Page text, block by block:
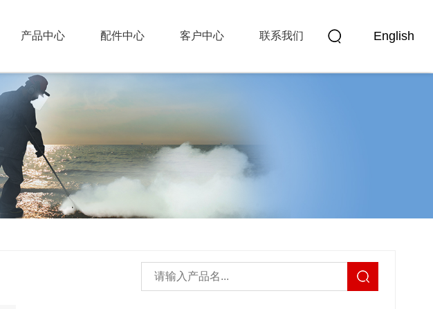
产品中心 配件中心 客户中心 联系我们 English